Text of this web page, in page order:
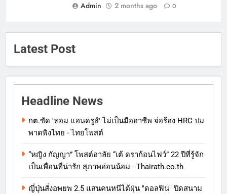
Admin
2 months ago 0
Latest Post
Headline News
กต.ซัด 'ทอม แอนดรูส์' ไม่เป็นมืออาชีพ จ่อร้อง HRC ปม
พาดพิงไทย - ไทยโพสต์
“หญิง กัญญา” โพสต์อาลัย “เต้ ดราก้อนไฟว์” 22 ปีที่รู้จัก
เป็นเพื่อนที่น่ารัก สุภาพอ่อนน้อม - Thairath.co.th
ญี่ปุ่นสั่งอพยพ 2.5 แสนคนหนีไต้ฝุ่น "ดอลฟิน" ปิดสนาม